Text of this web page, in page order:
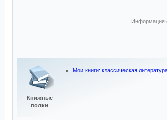
Информация
Книжные
полки
Мои книги: классическая